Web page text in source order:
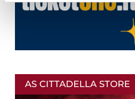
AS CITTADELLA STORE